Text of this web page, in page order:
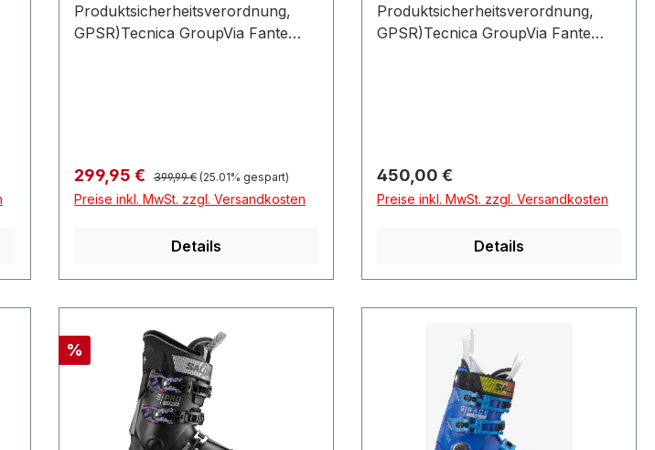
Produktsicherheitsverordnung,
GPSR)Tecnica GroupVia Fante
Verkaufspreis:
299,95 € Regulärer Preis:
399,99 € (25.01% gespart)
Preise inkl. MwSt. zzgl. Versandkosten
Details
Produktsicherheitsverordnung,
GPSR)Tecnica GroupVia Fante
Regulärer Preis:
450,00 €
Preise inkl. MwSt. zzgl. Versandkosten
Details
Rabatt
%